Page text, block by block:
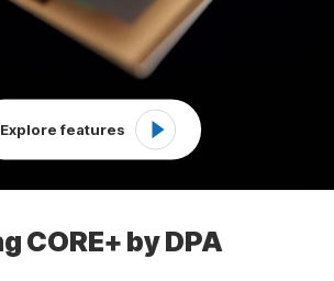
CORE+ by DPA
Explore features